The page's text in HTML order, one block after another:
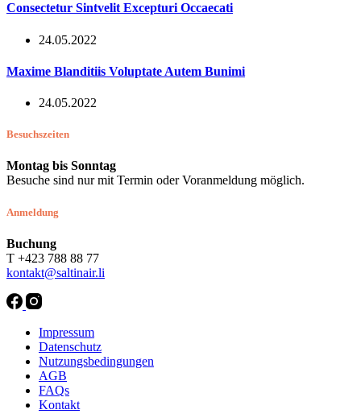
Consectetur Sintvelit Excepturi Occaecati
24.05.2022
Maxime Blanditiis Voluptate Autem Bunimi
24.05.2022
Besuchszeiten
Montag bis Sonntag
Besuche sind nur mit Termin oder Voranmeldung möglich.
Anmeldung
Buchung
T +423 788 88 77
kontakt@saltinair.li
Impressum
Datenschutz
Nutzungsbedingungen
AGB
FAQs
Kontakt